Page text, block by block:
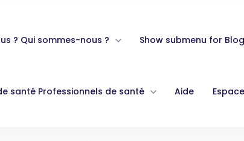
? Qui sommes-nous ? Show submenu for Blog
santé Professionnels de santé Aide